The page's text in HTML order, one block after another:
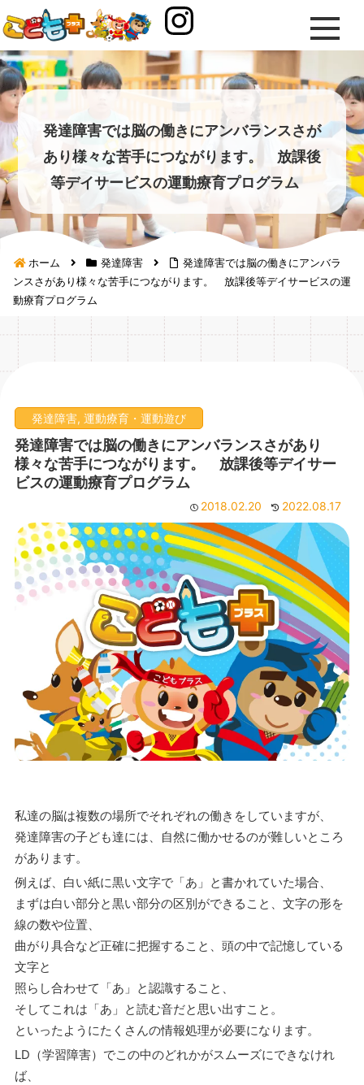
発達障害では脳の働きにアンバランスさが
あり様々な苦手につながります。 放課後
等デイサービスの運動療育プログラム
ホーム 発達障害
発達障害では脳の働きにアンバラ
ンスさがあり様々な苦手につながります。 放課後等デイサービスの運
動療育プログラム
発達障害, 運動療育・運動遊び
発達障害では脳の働きにアンバランスさがあり
様々な苦手につながります。 放課後等デイサー
ビスの運動療育プログラム
2018.02.20 2022.08.17
私達の脳は複数の場所でそれぞれの働きをしていますが、
発達障害の子ども達には、自然に働かせるのが難しいところ
があります。
例えば、白い紙に黒い文字で「あ」と書かれていた場合、
まずは白い部分と黒い部分の区別ができること、文字の形を
線の数や位置、
曲がり具合など正確に把握すること、頭の中で記憶している
文字と
照らし合わせて「あ」と認識すること、
そしてこれは「あ」と読む音だと思い出すこと。
といったようにたくさんの情報処理が必要になります。
LD（学習障害）でこの中のどれかがスムーズにできなけれ
ば、